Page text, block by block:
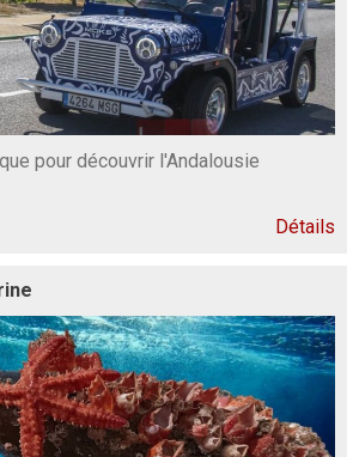
pour découvrir l'Andalousie
Détails